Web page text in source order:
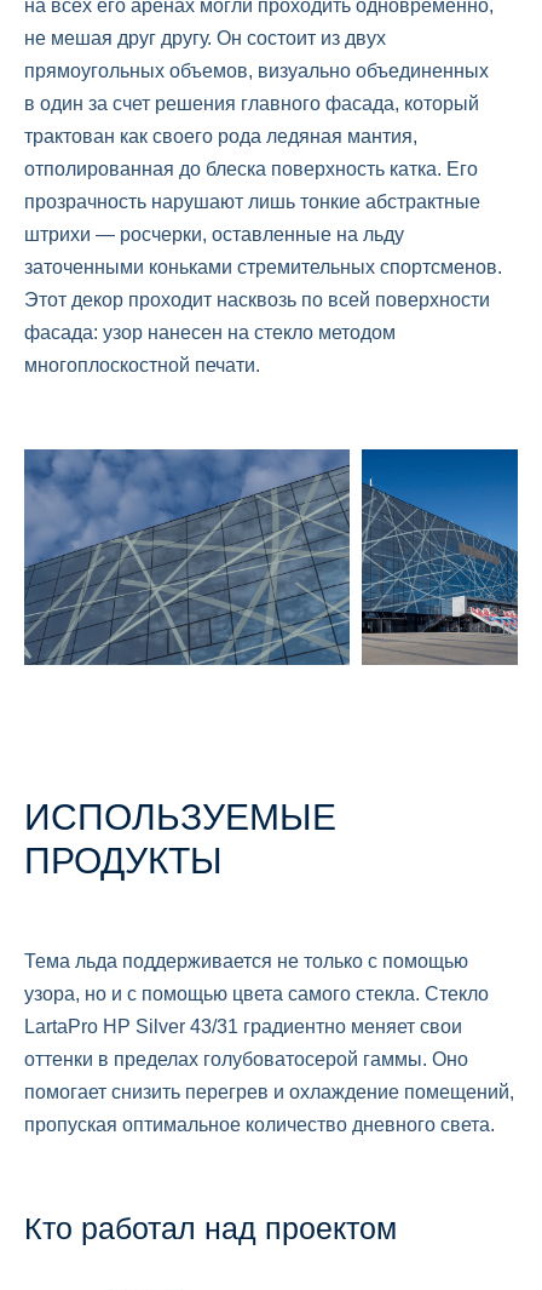
на всех его аренах могли проходить одновременно,
не мешая друг другу. Он состоит из двух
прямоугольных объемов, визуально объединенных
в один за счет решения главного фасада, который
трактован как своего рода ледяная мантия,
отполированная до блеска поверхность катка. Его
прозрачность нарушают лишь тонкие абстрактные
штрихи — росчерки, оставленные на льду
заточенными коньками стремительных спортсменов.
Этот декор проходит насквозь по всей поверхности
фасада: узор нанесен на стекло методом
многоплоскостной печати.
ИСПОЛЬЗУЕМЫЕ
ПРОДУКТЫ
Тема льда поддерживается не только с помощью
узора, но и с помощью цвета самого стекла. Стекло
LartaPro HP Silver 43/31 градиентно меняет свои
оттенки в пределах голубоватосерой гаммы. Оно
помогает снизить перегрев и охлаждение помещений,
пропуская оптимальное количество дневного света.
Кто работал над проектом